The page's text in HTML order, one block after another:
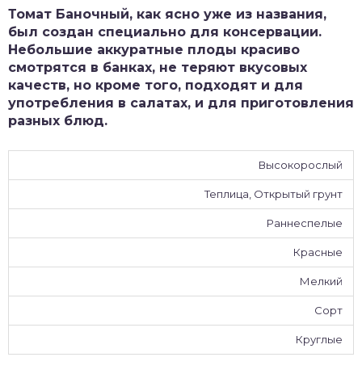
Томат Баночный, как ясно уже из названия,
был создан специально для консервации.
Небольшие аккуратные плоды красиво
смотрятся в банках, не теряют вкусовых
качеств, но кроме того, подходят и для
употребления в салатах, и для приготовления
разных блюд.
Высокорослый
Теплица, Открытый грунт
Раннеспелые
Красные
Мелкий
Сорт
Круглые